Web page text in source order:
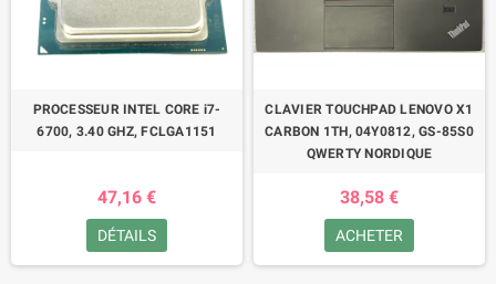
PROCESSEUR INTEL CORE i7-
6700, 3.40 GHZ, FCLGA1151
47,16 €
DÉTAILS
CLAVIER TOUCHPAD LENOVO X1
CARBON 1TH, 04Y0812, GS-85S0
QWERTY NORDIQUE
38,58 €
ACHETER